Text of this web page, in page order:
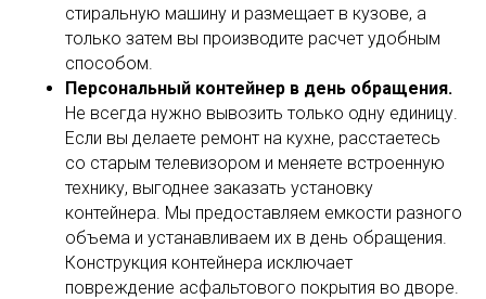
стиральную машину и размещает в кузове, а
только затем вы производите расчет удобным
способом.
Персональный контейнер в день обращения.
Не всегда нужно вывозить только одну единицу.
Если вы делаете ремонт на кухне, расстаетесь
со старым телевизором и меняете встроенную
технику, выгоднее заказать установку
контейнера. Мы предоставляем емкости разного
объема и устанавливаем их в день обращения.
Конструкция контейнера исключает
повреждение асфальтового покрытия во дворе.